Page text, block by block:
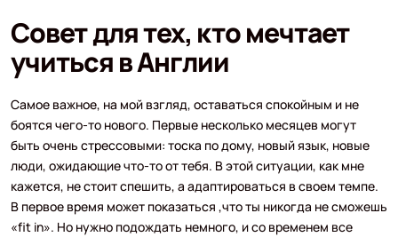
Совет для тех, кто мечтает
учиться в Англии
Самое важное, на мой взгляд, оставаться спокойным и не
боятся чего-то нового. Первые несколько месяцев могут
быть очень стрессовыми: тоска по дому, новый язык, новые
люди, ожидающие что-то от тебя. В этой ситуации, как мне
кажется, не стоит спешить, а адаптироваться в своем темпе.
В первое время может показаться ,что ты никогда не сможешь
«fit in». Но нужно подождать немного, и со временем все